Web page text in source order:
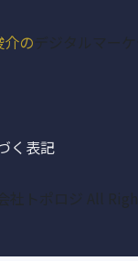
介の デジタルマー
く表記
社トポロジ All